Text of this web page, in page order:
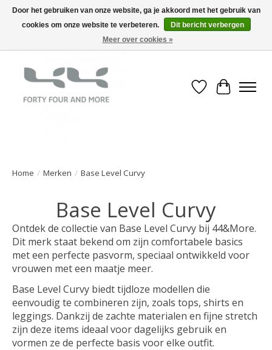
Verlanglijst
Home / Merken / Base Level Curvy
Base Level Curvy
Ontdek de collectie van Base Level Curvy bij 44&More.
Dit merk staat bekend om zijn comfortabele basics
met een perfecte pasvorm, speciaal ontwikkeld voor
vrouwen met een maatje meer.
Base Level Curvy biedt tijdloze modellen die
eenvoudig te combineren zijn, zoals tops, shirts en
leggings. Dankzij de zachte materialen en fijne stretch
zijn deze items ideaal voor dagelijks gebruik en
vormen ze de perfecte basis voor elke outfit.
Door het gebruiken van onze website, ga je akkoord met het gebruik van
cookies om onze website te verbeteren.
Dit bericht verbergen
Meer over cookies »